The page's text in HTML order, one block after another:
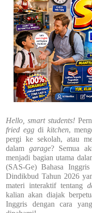
Hello, smart students!
fried egg di kitchen,
pergi ke sekolah, atau
dalam garage? Semua
menjadi bagian utama
(SAS-Ge) Bahasa
Dindikbud Tahun 2026
materi interaktif tentang
kalian akan diajak
Inggris dengan cara